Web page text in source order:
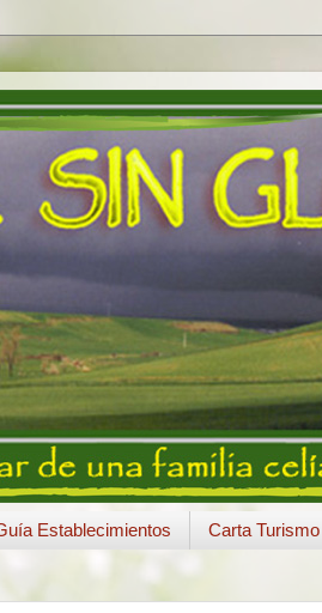
Establecimientos Carta Turismo